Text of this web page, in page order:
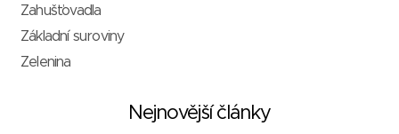
Zahušťovadla
Základní suroviny
Zelenina
Nejnovější články